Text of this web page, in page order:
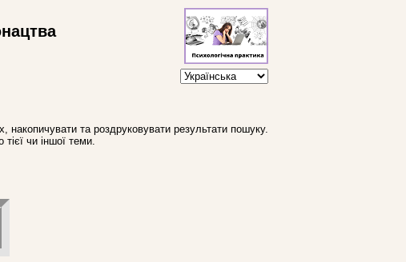
та роздруковувати результати пошуку.
чи іншої теми.